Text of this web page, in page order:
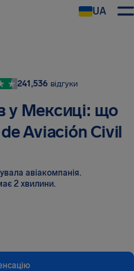
UA
241,536 відгуки
у Мексиці: що
Aviación Civil
авіакомпанія.
2 хвилини.